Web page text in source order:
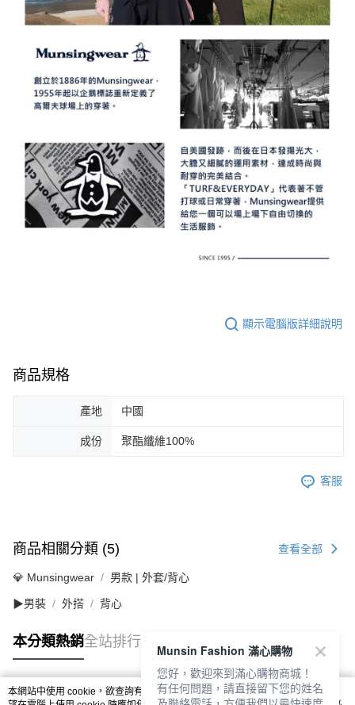
顯示電腦版詳細說明
商品規格
產地 中國
成份 聚酯纖維100%
客服
商品相關分類 (5) 查看全部
💎 Munsingwear 男款 | 外套/背心
▶男裝 外搭 背心
本分類熱銷全站排行
本網站中使用 cookie，欲查詢有關本網站使用 cookie 方式之詳情，及若您不希
Munsin Fashion 滿心購物
您好，歡迎來到滿心購物商城！
有任何問題，請直接留下您的姓名